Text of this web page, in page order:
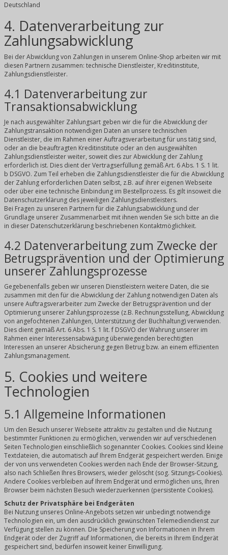
Deutschland
4. Datenverarbeitung zur
Zahlungsabwicklung
Bei der Abwicklung von Zahlungen in unserem Online-Shop arbeiten wir mit
diesen Partnern zusammen: technische Dienstleister, Kreditinstitute,
Zahlungsdienstleister.
4.1 Datenverarbeitung zur
Transaktionsabwicklung
Je nach ausgewählter Zahlungsart geben wir die für die Abwicklung der
Zahlungstransaktion notwendigen Daten an unsere technischen
Dienstleister, die im Rahmen einer Auftragsverarbeitung für uns tätig sind,
oder an die beauftragten Kreditinstitute oder an den ausgewählten
Zahlungsdienstleister weiter, soweit dies zur Abwicklung der Zahlung
erforderlich ist. Dies dient der Vertragserfüllung gemäß Art. 6 Abs. 1 S. 1 lit.
b DSGVO. Zum Teil erheben die Zahlungsdienstleister die für die Abwicklung
der Zahlung erforderlichen Daten selbst, z.B. auf ihrer eigenen Webseite
oder über eine technische Einbindung im Bestellprozess. Es gilt insoweit die
Datenschutzerklärung des jeweiligen Zahlungsdienstleisters.
Bei Fragen zu unseren Partnern für die Zahlungsabwicklung und der
Grundlage unserer Zusammenarbeit mit ihnen wenden Sie sich bitte an die
in dieser Datenschutzerklärung beschriebenen Kontaktmöglichkeit.
4.2 Datenverarbeitung zum Zwecke der
Betrugsprävention und der Optimierung
unserer Zahlungsprozesse
Gegebenenfalls geben wir unseren Dienstleistern weitere Daten, die sie
zusammen mit den für die Abwicklung der Zahlung notwendigen Daten als
unsere Auftragsverarbeiter zum Zwecke der Betrugsprävention und der
Optimierung unserer Zahlungsprozesse (z.B. Rechnungsstellung, Abwicklung
von angefochtenen Zahlungen, Unterstützung der Buchhaltung) verwenden.
Dies dient gemäß Art. 6 Abs. 1 S. 1 lit. f DSGVO der Wahrung unserer im
Rahmen einer Interessensabwägung überwiegenden berechtigten
Interessen an unserer Absicherung gegen Betrug bzw. an einem effizienten
Zahlungsmanagement.
5. Cookies und weitere
Technologien
5.1 Allgemeine Informationen
Um den Besuch unserer Webseite attraktiv zu gestalten und die Nutzung
bestimmter Funktionen zu ermöglichen, verwenden wir auf verschiedenen
Seiten Technologien einschließlich sogenannter Cookies. Cookies sind kleine
Textdateien, die automatisch auf Ihrem Endgerät gespeichert werden. Einige
der von uns verwendeten Cookies werden nach Ende der Browser-Sitzung,
also nach Schließen Ihres Browsers, wieder gelöscht (sog. Sitzungs-Cookies).
Andere Cookies verbleiben auf Ihrem Endgerät und ermöglichen uns, Ihren
Browser beim nächsten Besuch wiederzuerkennen (persistente Cookies).
Schutz der Privatsphäre bei Endgeräten
Bei Nutzung unseres Online-Angebots setzen wir unbedingt notwendige
Technologien ein, um den ausdrücklich gewünschten Telemediendienst zur
Verfügung stellen zu können. Die Speicherung von Informationen in Ihrem
Endgerät oder der Zugriff auf Informationen, die bereits in Ihrem Endgerät
gespeichert sind, bedürfen insoweit keiner Einwilligung.